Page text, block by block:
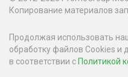
Копирование материалов
Продолжая использовать
обработку файлов Cookies и
в соответствии с Политикой